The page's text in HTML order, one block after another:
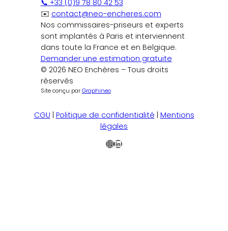
📞 +33 (0)9 78 80 42 53
✉️ contact@neo-encheres.com
Nos commissaires-priseurs et experts
sont implantés à Paris et interviennent
dans toute la France et en Belgique.
Demander une estimation gratuite
© 2026 NEO Enchères – Tous droits
réservés
Site conçu parGraphineo
CGU Politique de confidentialité Mentions
légales
Instagram
LinkedIn